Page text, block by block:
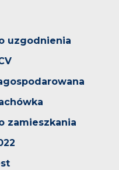
uzgodnienia
zamieszkania